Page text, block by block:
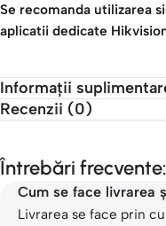
Se recomanda utilizarea
aplicatii dedicate
Informații
Recenzii (0)
Întrebări frecvente:
Cum se face livrarea
Livrarea se face prin